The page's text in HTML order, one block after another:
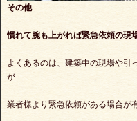
その他
慣れて腕も上がれば緊急依頼の現
よくあるのは、建築中の現場や引
が
業者様より緊急依頼がある場合が